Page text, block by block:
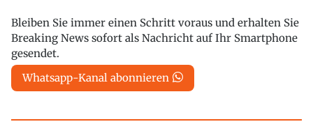
Bleiben Sie immer einen Schritt voraus und erhalten Sie
Breaking News sofort als Nachricht auf Ihr Smartphone
gesendet.
Whatsapp-Kanal abonnieren